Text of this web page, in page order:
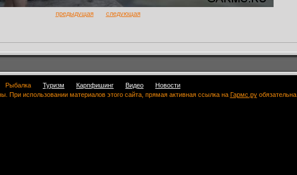
предыдущая следующая
Рыбалка Туризм Карпфишинг Видео
Новости
использовании материалов этого сайта, прямая активная ссылка на Гармс.руобязательна.